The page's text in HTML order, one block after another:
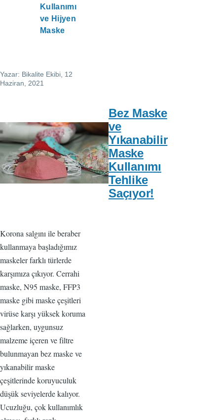
Kullanımı
ve Hijyen
Maske
Yazar: Bikalite Ekibi , 12
Haziran, 2021
Bez Maske
ve
Yıkanabilir
Maske
Kullanımı
Tehlike
Saçıyor!
Korona salgını ile beraber
kullanmaya başladığımız
maskeler farklı türlerde
karşımıza çıkıyor. Cerrahi
maske, N95 maske, FFP3
maske gibi maske çeşitleri
virüse karşı yüksek koruma
sağlarken, uygunsuz
malzeme içeren ve filtre
bulunmayan bez maske ve
yıkanabilir maske
çeşitlerinde koruyuculuk
düşük seviyelerde kalıyor.
Ucuzluğu, çok kullanımlık